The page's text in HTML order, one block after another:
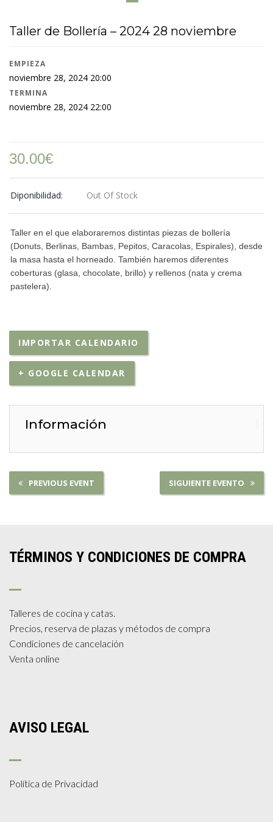
Taller de Bollería – 2024 28 noviembre
EMPIEZA
noviembre 28, 2024 20:00
TERMINA
noviembre 28, 2024 22:00
30.00€
Diponibilidad: Out Of Stock
Taller en el que elaboraremos distintas piezas de bollería
(Donuts, Berlinas, Bambas, Pepitos, Caracolas, Espirales), desde
la masa hasta el horneado. También haremos diferentes
coberturas (glasa, chocolate, brillo) y rellenos (nata y crema
pastelera).
IMPORTAR CALENDARIO
+ GOOGLE CALENDAR
Información
PREVIOUS EVENT SIGUIENTE EVENTO
TÉRMINOS Y CONDICIONES DE COMPRA
Talleres de cocina y catas.
Precios, reserva de plazas y métodos de compra
Condiciones de cancelación
Venta online
AVISO LEGAL
Política de Privacidad